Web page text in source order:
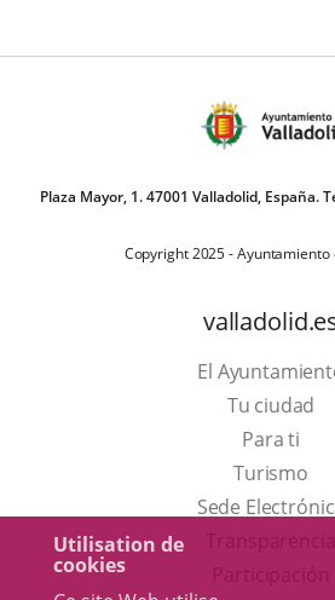
Utilisation de
cookies
Plaza Mayor, 1. 47001 Valladolid, España.
Copyright 2025 - Ayuntamiento
El
Tu ciudad
Para ti
TurismoEste
Sede